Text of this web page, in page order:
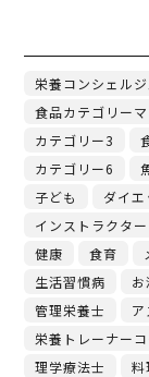
栄養コンシェルジ
食品カテゴリー
カテゴリー3
カテゴリー6
子ども
ダイエ
インストラクター
健康
食育
生活習慣病
お
管理栄養士
ア
栄養トレーナーコ
理学療法士
料